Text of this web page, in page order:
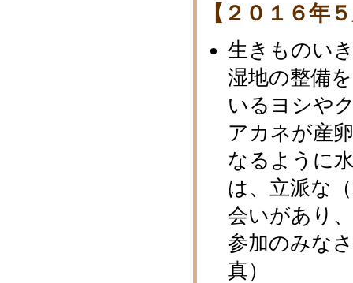
【２０１６年
生きものい
湿地の整備
いるヨシや
アカネが産
なるように
は、立派な
会いがあり
参加のみな
真）